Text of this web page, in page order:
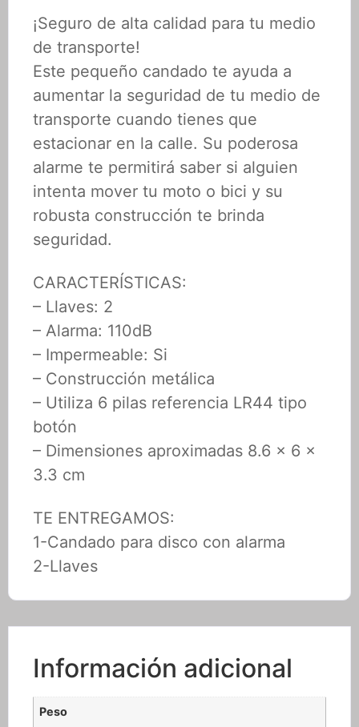
¡Seguro de alta calidad para tu medio
de transporte!
Este pequeño candado te ayuda a
aumentar la seguridad de tu medio de
transporte cuando tienes que
estacionar en la calle. Su poderosa
alarme te permitirá saber si alguien
intenta mover tu moto o bici y su
robusta construcción te brinda
seguridad.
CARACTERÍSTICAS:
– Llaves: 2
– Alarma: 110dB
– Impermeable: Si
– Construcción metálica
– Utiliza 6 pilas referencia LR44 tipo
botón
– Dimensiones aproximadas 8.6 x 6 x
3.3 cm
TE ENTREGAMOS:
1-Candado para disco con alarma
2-Llaves
Información adicional
Peso